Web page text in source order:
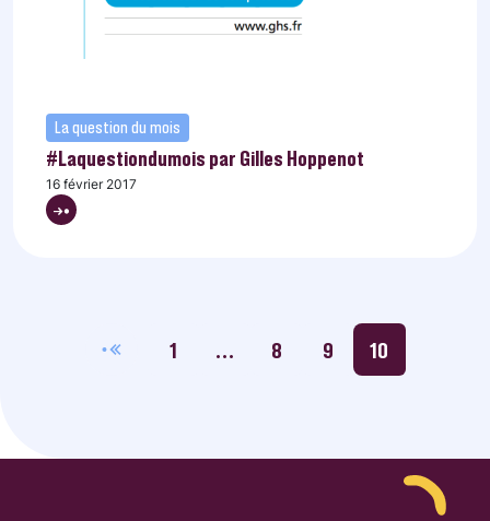
La question du mois
#Laquestiondumois par Gilles Hoppenot
16 février 2017
1 … 8 9 10